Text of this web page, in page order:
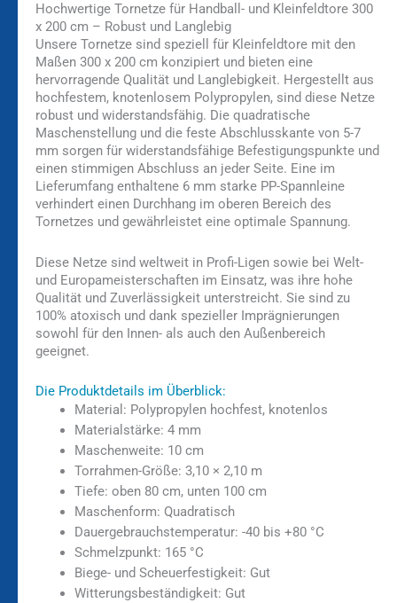
Hochwertige Tornetze für Handball- und Kleinfeldtore 300
x 200 cm – Robust und Langlebig
Unsere Tornetze sind speziell für Kleinfeldtore mit den
Maßen 300 x 200 cm konzipiert und bieten eine
hervorragende Qualität und Langlebigkeit. Hergestellt aus
hochfestem, knotenlosem Polypropylen, sind diese Netze
robust und widerstandsfähig. Die quadratische
Maschenstellung und die feste Abschlusskante von 5-7
mm sorgen für widerstandsfähige Befestigungspunkte und
einen stimmigen Abschluss an jeder Seite. Eine im
Lieferumfang enthaltene 6 mm starke PP-Spannleine
verhindert einen Durchhang im oberen Bereich des
Tornetzes und gewährleistet eine optimale Spannung.
Diese Netze sind weltweit in Profi-Ligen sowie bei Welt-
und Europameisterschaften im Einsatz, was ihre hohe
Qualität und Zuverlässigkeit unterstreicht. Sie sind zu
100% atoxisch und dank spezieller Imprägnierungen
sowohl für den Innen- als auch den Außenbereich
geeignet.
Die Produktdetails im Überblick:
Material: Polypropylen hochfest, knotenlos
Materialstärke: 4 mm
Maschenweite: 10 cm
Torrahmen-Größe: 3,10 × 2,10 m
Tiefe: oben 80 cm, unten 100 cm
Maschenform: Quadratisch
Dauergebrauchstemperatur: -40 bis +80 °C
Schmelzpunkt: 165 °C
Biege- und Scheuerfestigkeit: Gut
Witterungsbeständigkeit: Gut